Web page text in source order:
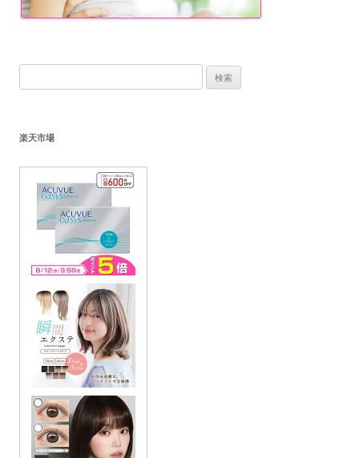
索:
楽天市場